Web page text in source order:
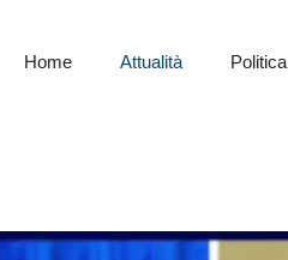
Home Attualità Politica